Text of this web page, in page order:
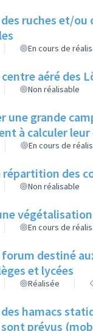
ruches et/ou
En cours de
aéré des
Non réalisable
une grande
à calculer leur
En cours de
répartition des
Non réalisable
En cours de
forum destiné
et lycées
Réalisée
hamacs
prévus